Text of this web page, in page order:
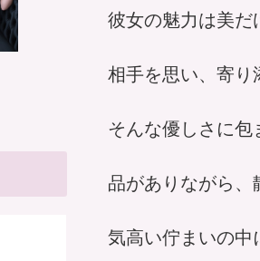
彼女の魅力は美だ
相手を思い、寄り
そんな優しさに包
品がありながら、
気高い佇まいの中